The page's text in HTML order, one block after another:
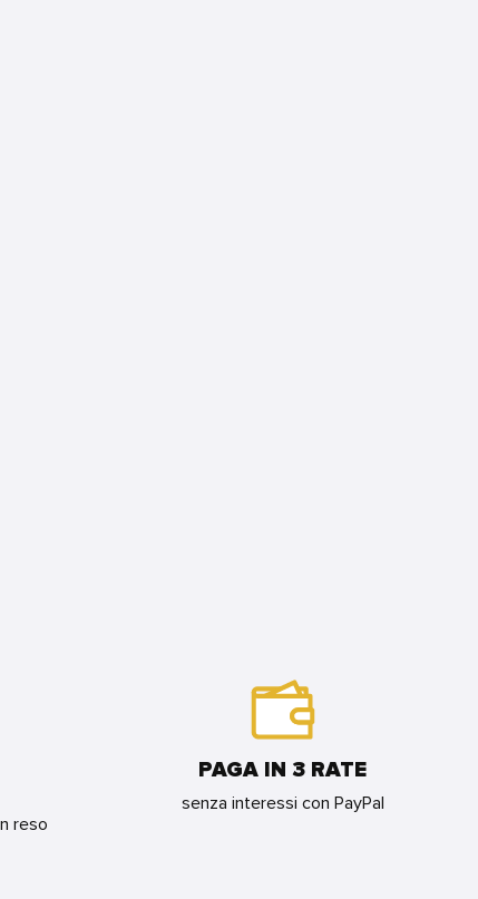
reso
PAGA IN 3 RATE
senza interessi con PayPal